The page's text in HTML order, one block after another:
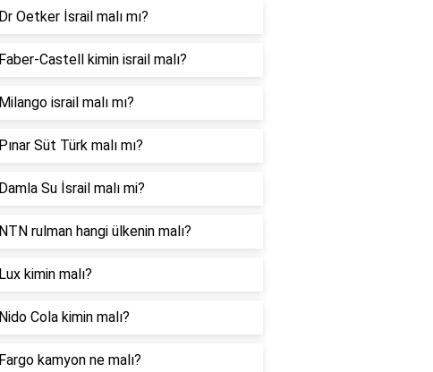
Dr Oetker İsrail malı mı?
Faber-Castell kimin israil malı?
Milango israil malı mı?
Pınar Süt Türk malı mı?
Damla Su İsrail malı mi?
NTN rulman hangi ülkenin malı?
Lux kimin malı?
Nido Cola kimin malı?
Fargo kamyon ne malı?